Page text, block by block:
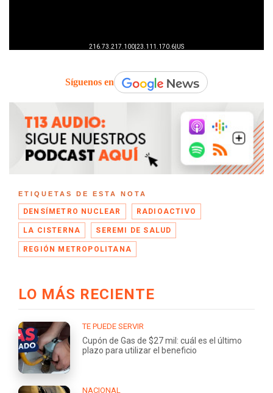
Síguenos en
ETIQUETAS DE ESTA NOTA
DENSÍMETRO NUCLEAR RADIOACTIVO
LA CISTERNA SEREMI DE SALUD
REGIÓN METROPOLITANA
LO MÁS RECIENTE
TE PUEDE SERVIR
Cupón de Gas de $27 mil: cuál es el último
plazo para utilizar el beneficio
NACIONAL